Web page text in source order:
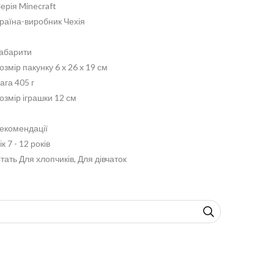
Minecraft
виробник Чехія
пакунку 6 x 26 x 19 см
405 г
іграшки 12 см
7 - 12 років
Для хлопчиків, Для дівчаток